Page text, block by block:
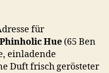
für
Phinholic Hue (65 Ben
einladende
Duft frisch gerösteter